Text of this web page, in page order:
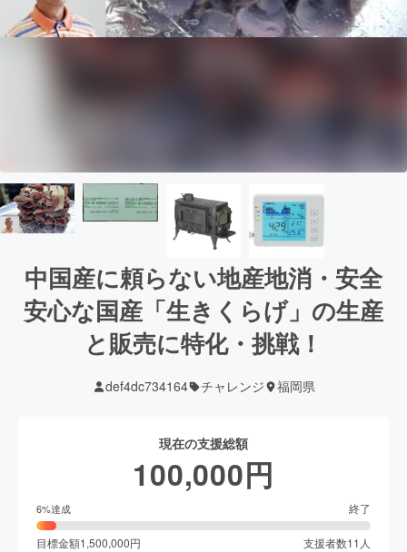
中国産に頼らない地産地消・安全
安心な国産「生きくらげ」の生産
と販売に特化・挑戦！
def4dc734164 チャレンジ 福岡県
現在の支援総額
100,000円
6%達成 終了
目標金額1,500,000円 支援者数11 人